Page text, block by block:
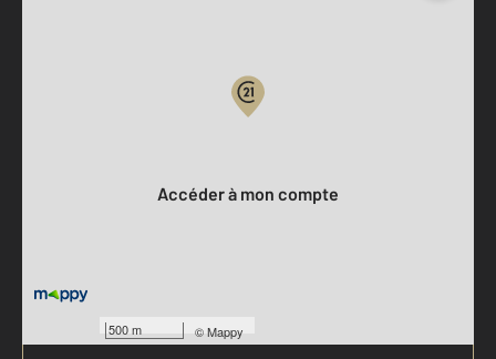
500 m ©Mappy
Accéder à mon compte